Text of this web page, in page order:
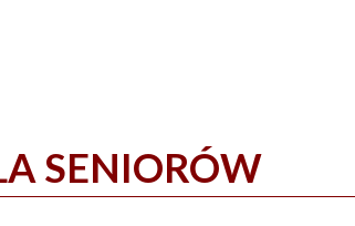
SENIORÓW